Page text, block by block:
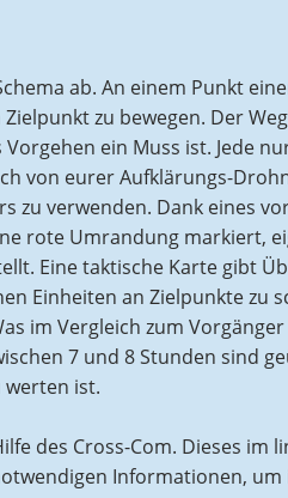
ab. An einem Punkt
zu bewegen. Der
ein Muss ist. Jede
von eurer Aufklärungs-
zu verwenden. Dank eines
rote Umrandung markiert,
Eine taktische Karte gibt
Einheiten an Zielpunkte zu
im Vergleich zum
7 und 8 Stunden sind
werten ist.
des Cross-Com. Dieses im
Informationen,